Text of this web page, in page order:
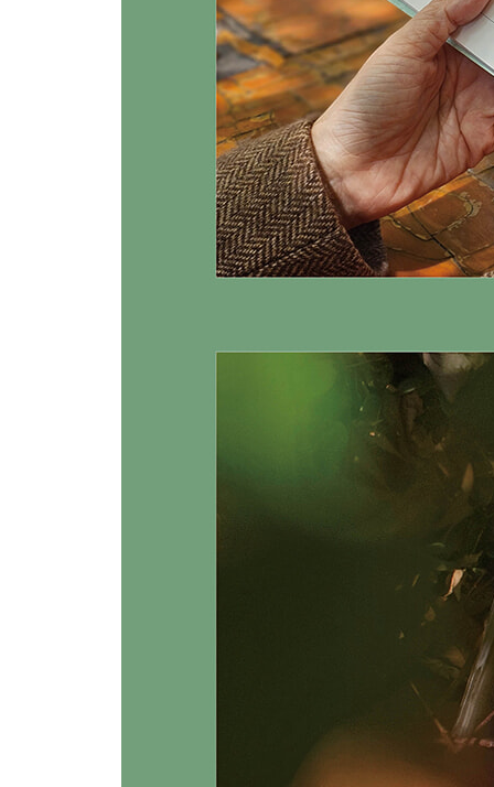
074 남 탓이라는 독
스스로 반성하는 사람은
모든 경험이 자신을 단련하는 약이 된다.
반면, 타인에게 책임을 전가하는 사람은
모든 생각이 자신을 해치는 독이 된다.
반성하고 배우는 사람은 성장하지만
남 탓만 하는 사람은 실패자가 되니,
두 사람의 인생에는 하늘과 땅만큼 차이가 생긴다.
첫째, 남의 사소한 잘못을 나무라지 않는다.
둘째, 남의 숨기고 싶은 비밀을 들추어내지 않는다.
셋째, 남이 과거에 저지른 잘못을 마음에 담아 두지
많이 가진 자도 있고 못 가진 자도 있는 법인데,